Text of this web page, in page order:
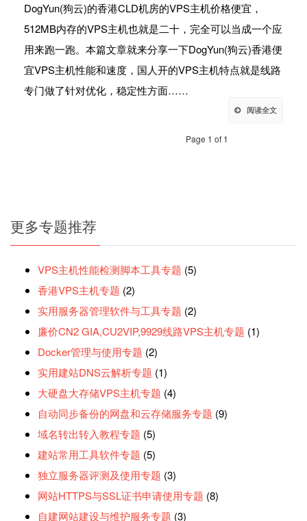
DogYun(狗云)的香港CLD机房的VPS主机价格便宜，
512MB内存的VPS主机也就是二十，完全可以当成一个应
用来跑一跑。本篇文章就来分享一下DogYun(狗云)香港便
宜VPS主机性能和速度，国人开的VPS主机特点就是线路
专门做了针对优化，稳定性方面……
阅读全文
Page 1 of 1
更多专题推荐
VPS主机性能检测脚本工具专题 (5)
香港VPS主机专题 (2)
实用服务器管理软件与工具专题 (2)
廉价CN2 GIA,CU2VIP,9929线路VPS主机专题 (1)
Docker管理与使用专题 (2)
实用建站DNS云解析专题 (1)
大硬盘大存储VPS主机专题 (4)
自动同步备份的网盘和云存储服务专题 (9)
域名转出转入教程专题 (5)
建站常用工具软件专题 (5)
独立服务器评测及使用专题 (3)
网站HTTPS与SSL证书申请使用专题 (8)
自建网站建设与维护服务专题 (3)